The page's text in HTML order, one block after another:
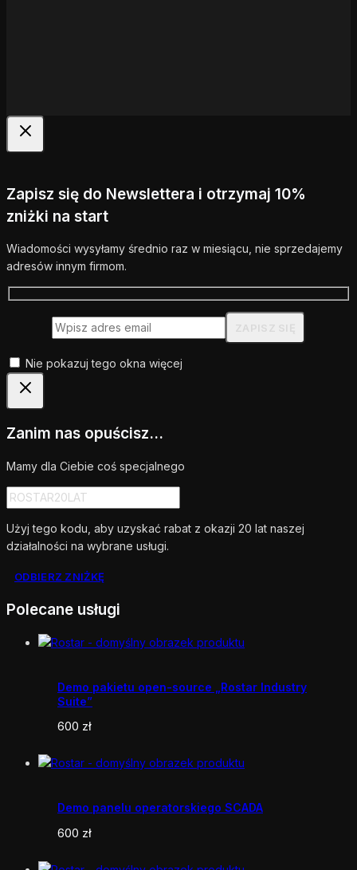
Zapisz się do Newslettera i otrzymaj 10%
zniżki na start
Wiadomości wysyłamy średnio raz w miesiącu, nie sprzedajemy
adresów innym firmom.
Nie pokazuj tego okna więcej
Zanim nas opuścisz...
Mamy dla Ciebie coś specjalnego
Użyj tego kodu, aby uzyskać rabat z okazji 20 lat naszej
działalności na wybrane usługi.
ODBIERZ ZNIŻKĘ
Polecane usługi
Demo pakietu open-source „Rostar Industry
Suite”
600 zł
Demo panelu operatorskiego SCADA
600 zł